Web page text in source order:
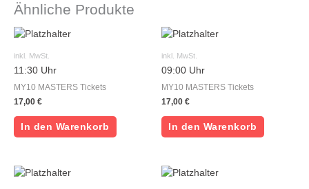
Ähnliche Produkte
inkl. MwSt.
11:30 Uhr
MY10 MASTERS Tickets
17,00 €
In den Warenkorb
inkl. MwSt.
09:00 Uhr
MY10 MASTERS Tickets
17,00 €
In den Warenkorb